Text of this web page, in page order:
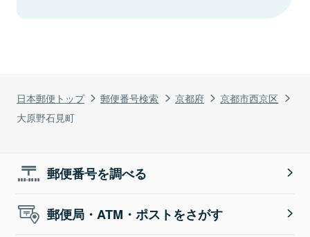
日本郵便トップ 郵便番号検索 京都府
京都市西京区
大原野石見町
郵便番号を調べる
郵便局・ATM・ポストをさがす